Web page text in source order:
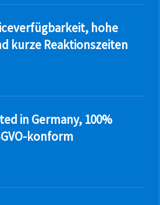
hohe
kurze Reaktionszeiten
in Germany, 100%
konform